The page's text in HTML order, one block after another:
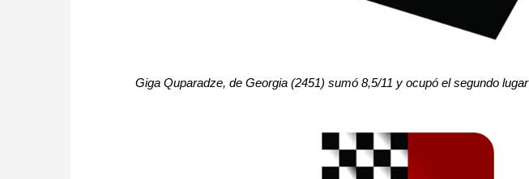
Giga Quparadze, de Georgia (2451) sumó 8,5/11 y ocupó el segundo lugar